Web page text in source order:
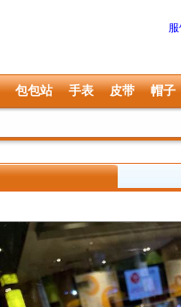
包包站 手表 皮带 帽子
上一张